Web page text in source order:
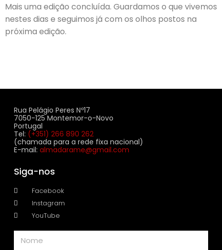
Mais uma edição concluída. Guardamos o que vivemos
nestes dias e seguimos já com os olhos postos na
próxima edição.
Rua Pelágio Peres Nº17
7050-125 Montemor-o-Novo
Portugal
Tel: (+351) 266 890 262
(chamada para a rede fixa nacional)
E-mail: almadarame@gmail.com
Siga-nos
Facebook
Instagram
YouTube